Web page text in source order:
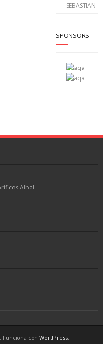
SEBASTIAN
SPONSORS
. Funciona con WordPress.